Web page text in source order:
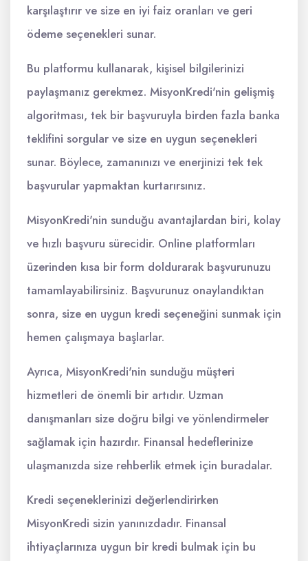
karşılaştırır ve size en iyi faiz oranları ve geri
ödeme seçenekleri sunar.
Bu platformu kullanarak, kişisel bilgilerinizi
paylaşmanız gerekmez. MisyonKredi'nin gelişmiş
algoritması, tek bir başvuruyla birden fazla banka
teklifini sorgular ve size en uygun seçenekleri
sunar. Böylece, zamanınızı ve enerjinizi tek tek
başvurular yapmaktan kurtarırsınız.
MisyonKredi'nin sunduğu avantajlardan biri, kolay
ve hızlı başvuru sürecidir. Online platformları
üzerinden kısa bir form doldurarak başvurunuzu
tamamlayabilirsiniz. Başvurunuz onaylandıktan
sonra, size en uygun kredi seçeneğini sunmak için
hemen çalışmaya başlarlar.
Ayrıca, MisyonKredi'nin sunduğu müşteri
hizmetleri de önemli bir artıdır. Uzman
danışmanları size doğru bilgi ve yönlendirmeler
sağlamak için hazırdır. Finansal hedeflerinize
ulaşmanızda size rehberlik etmek için buradalar.
Kredi seçeneklerinizi değerlendirirken
MisyonKredi sizin yanınızdadır. Finansal
ihtiyaçlarınıza uygun bir kredi bulmak için bu